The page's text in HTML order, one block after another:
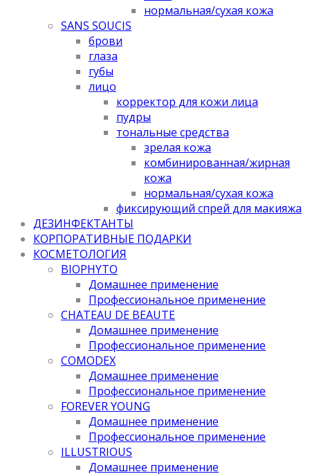
нормальная/cухая кожа
SANS SOUCIS
брови
глаза
губы
лицо
корректор для кожи лица
пудры
тональные средства
зрелая кожа
комбинированная/жирная
кожа
нормальная/cухая кожа
фиксирующий спрей для макияжа
ДЕЗИНФЕКТАНТЫ
КОРПОРАТИВНЫЕ ПОДАРКИ
КОСМЕТОЛОГИЯ
BIOPHYTO
Домашнее применение
Профессиональное применение
CHATEAU DE BEAUTE
Домашнее применение
Профессиональное применение
COMODEX
Домашнее применение
Профессиональное применение
FOREVER YOUNG
Домашнее применение
Профессиональное применение
ILLUSTRIOUS
Домашнее применение